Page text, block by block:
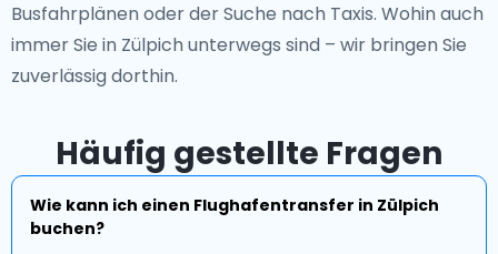
Busfahrplänen oder der Suche nach Taxis. Wohin auch
immer Sie in Zülpich unterwegs sind – wir bringen Sie
zuverlässig dorthin.
Häufig gestellte Fragen
Wie kann ich einen Flughafentransfer in Zülpich
buchen?